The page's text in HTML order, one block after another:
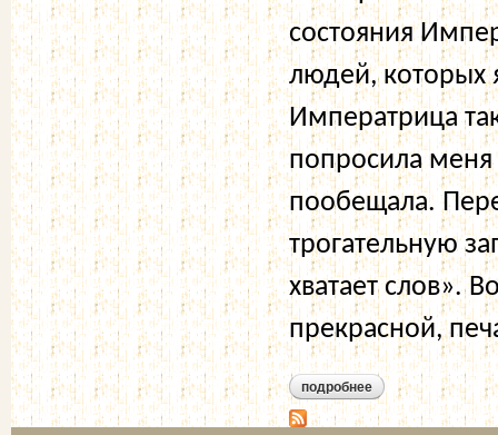
состояния
людей, которых
Императрица
попросила меня
пообещала.
трогательную
хватает слов».
прекрасной,
подробнее о 30 марта 1917